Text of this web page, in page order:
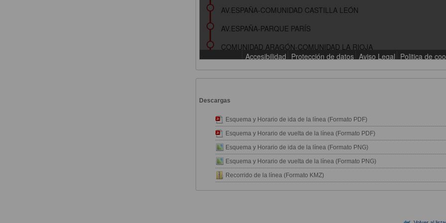
Descargas
Esquema y Horario de ida de la línea (Formato PDF)
Esquema y Horario de vuelta de la línea (Formato PDF)
Esquema y Horario de ida de la línea (Formato PNG)
Esquema y Horario de vuelta de la línea (Formato PNG)
Recorrido de la línea (Formato KMZ)